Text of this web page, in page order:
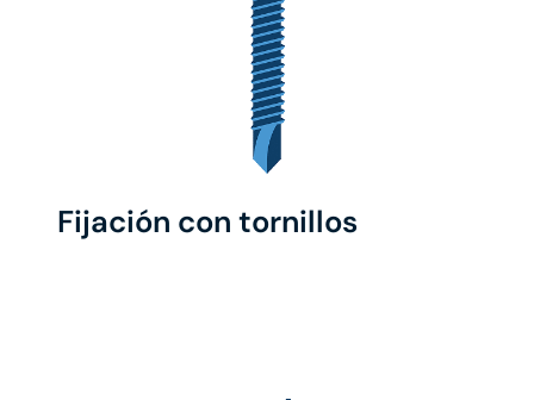
Fijación con tornillos